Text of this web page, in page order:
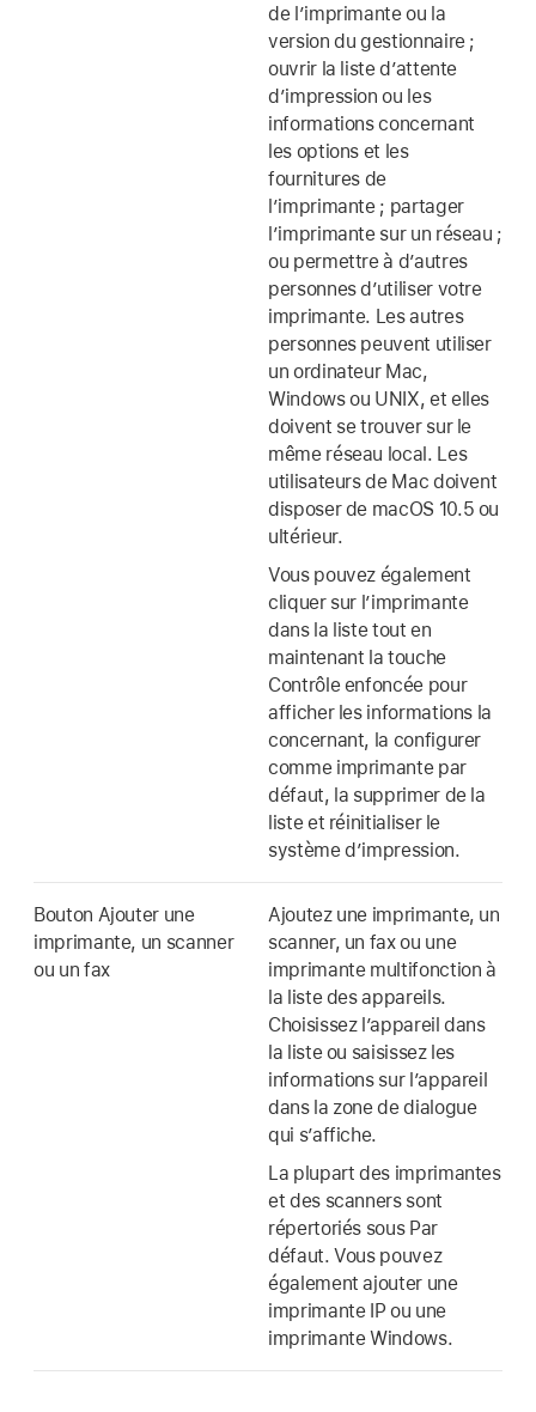
de l’imprimante ou la
version du gestionnaire ;
ouvrir la liste d’attente
d’impression ou les
informations concernant
les options et les
fournitures de
l’imprimante ; partager
l’imprimante sur un réseau ;
ou permettre à d’autres
personnes d’utiliser votre
imprimante. Les autres
personnes peuvent utiliser
un ordinateur Mac,
Windows ou UNIX, et elles
doivent se trouver sur le
même réseau local. Les
utilisateurs de Mac doivent
disposer de macOS 10.5 ou
ultérieur.
Vous pouvez également
cliquer sur l’imprimante
dans la liste tout en
maintenant la touche
Contrôle enfoncée pour
afficher les informations la
concernant, la configurer
comme imprimante par
défaut, la supprimer de la
liste et réinitialiser le
système d’impression.
Bouton Ajouter une
imprimante, un scanner
ou un fax
Ajoutez une imprimante, un
scanner, un fax ou une
imprimante multifonction à
la liste des appareils.
Choisissez l’appareil dans
la liste ou saisissez les
informations sur l’appareil
dans la zone de dialogue
qui s’affiche.
La plupart des imprimantes
et des scanners sont
répertoriés sous Par
défaut. Vous pouvez
également ajouter une
imprimante IP ou une
imprimante Windows.